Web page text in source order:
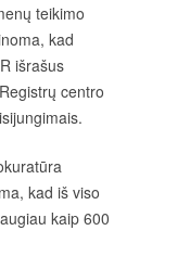
teikimo
kad
išrašus
centro
kad iš viso
kaip 600